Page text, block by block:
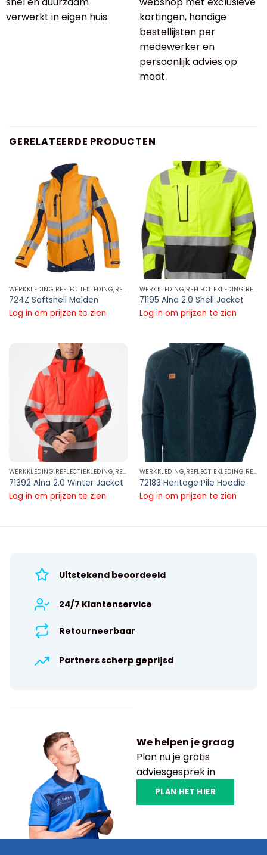
verwerkt in eigen huis.
kortingen, handige
bestellijsten per
medewerker en
persoonlijk advies op
maat.
GERELATEERDE PRODUCTEN
WERKKLEDING,REFLECTIEKLEDING,REFLECTERENDE JASSEN
724Z Softshell Malden
Log in om prijzen te zien
WERKKLEDING,REFLECTIEKLEDING,REFLECTERENDE JASSEN
71195 Alna 2.0 Shell Jacket
Log in om prijzen te zien
WERKKLEDING,REFLECTIEKLEDING,REFLECTERENDE JASSEN
71392 Alna 2.0 Winter Jacket
Log in om prijzen te zien
WERKKLEDING,REFLECTIEKLEDING,REFLECTERENDE JASSEN
72183 Heritage Pile Hoodie
Log in om prijzen te zien
We helpen je graag
Plan nu je gratis
adviesgesprek in
PLAN HET HIER
Uitstekend beoordeeld
24/7 Klantenservice
Retourneerbaar
Partners scherp geprijsd